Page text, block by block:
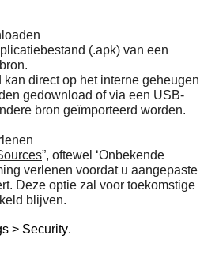
(.apk) van een
kan direct op het interne geheugen
gedownload of via een USB-
bron geïmporteerd worden.
”, oftewel ‘Onbekende
verlenen voordat u aangepaste
Deze optie zal voor toekomstige
blijven.
> Security.